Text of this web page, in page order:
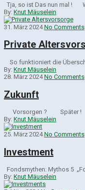
Tja, so ist Das nun mal !
By: Knut Mäuselein
31. März 2024 No Comments
Private
So funktioniert die
By: Knut Mäuselein
28. März 2024 No Comments
Zukunft
Vorsorgen ? Später !
By: Knut Mäuselein
25. März 2024 No Comments
Investment
Fondsmythen: Mythos 5
By: Knut Mäuselein